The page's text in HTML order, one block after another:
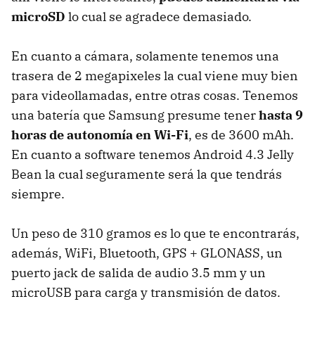
microSD lo cual se agradece demasiado.
En cuanto a cámara, solamente tenemos una
trasera de 2 megapixeles la cual viene muy bien
para videollamadas, entre otras cosas. Tenemos
una batería que Samsung presume tenerhasta 9
horas de autonomía en Wi-Fi, es de 3600 mAh.
En cuanto a software tenemos Android 4.3 Jelly
Bean la cual seguramente será la que tendrás
siempre.
Un peso de 310 gramos es lo que te encontrarás,
además, WiFi, Bluetooth, GPS + GLONASS, un
puerto jack de salida de audio 3.5 mm y un
microUSB para carga y transmisión de datos.